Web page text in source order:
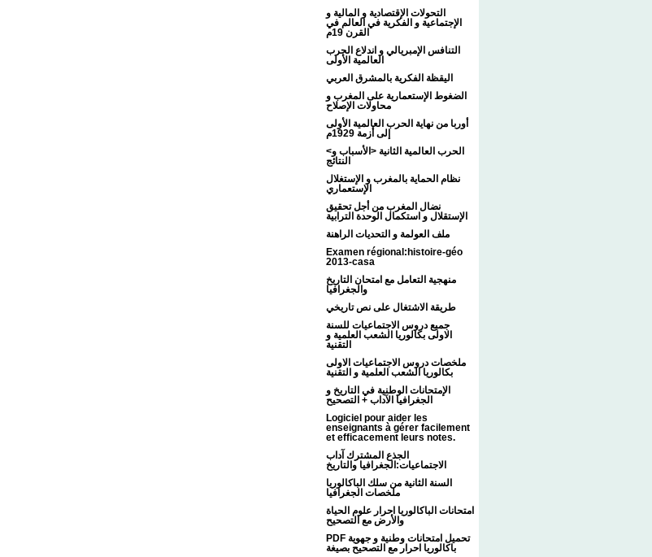
التحولات الإقتصادية و المالية و
الإجتماعية و الفكرية في العالم في
القرن 19م
التنافس الإمبريالي و اندلاع الحرب
العالمية الأولى
اليقظة الفكرية بالمشرق العربي
الضغوط الإستعمارية على المغرب و
محاولات الإصلاح
أوربا من نهاية الحرب العالمية الأولى
إلى أزمة 1929م
<الحرب العالمية الثانية <الأسباب و
النتائج
نظام الحماية بالمغرب و الإستغلال
الإستعماري
نضال المغرب من أجل تحقيق
الإستقلال و استكمال الوحدة الترابية
ملف العولمة و التحديات الراهنة
Examen régional:histoire-géo
2013-casa
منهجية التعامل مع امتحان التاريخ
والجغرافيا
طريقة الاشتغال على نص تاريخي
جميع دروس الاجتماعيات للسنة
الاولى بكالوريا الشعب العلمية و
التقنية
ملخصات دروس الاجتماعيات الاولى
بكالوريا الشعب العلمية و التقنية
الإمتحانات الوطنية في التاريخ و
الجغرافيا الآداب + التصحيح
Logiciel pour aider les
enseignants à gérer facilement
et efficacement leurs notes.
الجذع المشترك آداب
الاجتماعيات:الجغرافيا والتاريخ
السنة الثانية من سلك الباكالوريا
ملخصات الجغرافيا
امتحانات الباكالوريا احرار علوم الحياة
والأرض مع التصحيح
PDF تحميل امتحانات وطنية و جهوية
باكالوريا احرار مع التصحيح بصيغة